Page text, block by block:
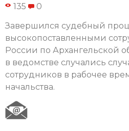
135 0
Завершился судебный
высокопоставленными
России по Архангельской
в ведомстве случались
сотрудников в рабочее
начальства.